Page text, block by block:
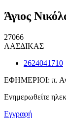
Άγιος
27066
ΛΑΣΔΙΚΑΣ
2624041710
ΕΦΗΜΕΡΙΟΙ: π.
Ενημερωθείτε
Εγγραφή